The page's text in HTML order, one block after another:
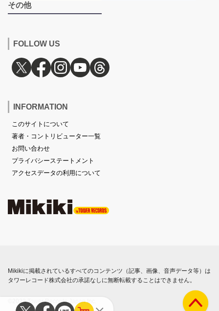
その他
FOLLOW US
INFORMATION
このサイトについて
著者・コントリビューター一覧
お問い合わせ
プライバシーステートメント
アクセスデータの利用について
Mikikiに掲載されているすべてのコンテンツ（記事、画像、音声データ等）は
タワーレコード株式会社の承諾なしに無断転載することはできません。
©2023 Tower Records Japan Inc.